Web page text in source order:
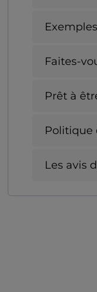
Faites-
Prêt à
Politique
Les avis